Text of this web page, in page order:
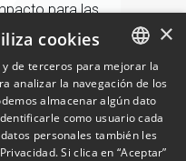
para las
contra Cuba.
SPANISH
ENGLISH
PORTUGUESE
×
cookies
de terceros para mejorar la
analizar la navegación de los
almacenar algún dato
como usuario cada
personales también les
Si clica en “Aceptar”